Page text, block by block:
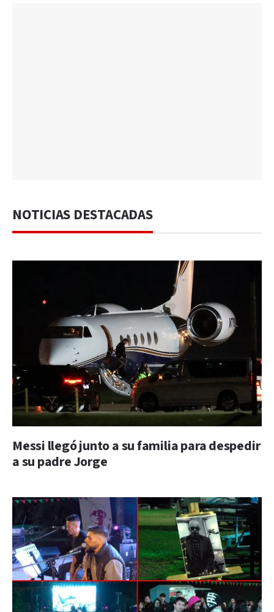
NOTICIAS DESTACADAS
Messi llegó junto a su familia para despedir
a su padre Jorge